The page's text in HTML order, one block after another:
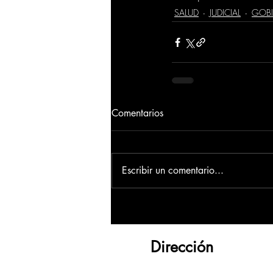
SALUD JUDICIAL
Comentarios
Escribir un comentario...
Dirección